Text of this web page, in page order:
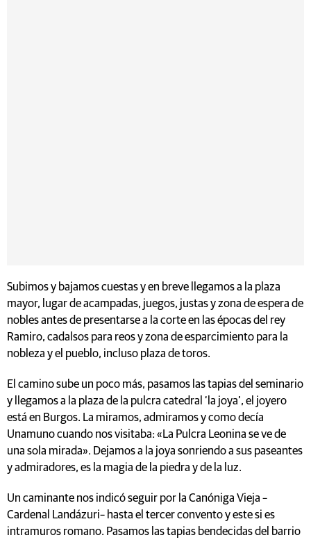
Subimos y bajamos cuestas y en breve llegamos a la plaza
mayor, lugar de acampadas, juegos, justas y zona de espera de
nobles antes de presentarse a la corte en las épocas del rey
Ramiro, cadalsos para reos y zona de esparcimiento para la
nobleza y el pueblo, incluso plaza de toros.
El camino sube un poco más, pasamos las tapias del seminario
y llegamos a la plaza de la pulcra catedral ‘la joya’, el joyero
está en Burgos. La miramos, admiramos y como decía
Unamuno cuando nos visitaba: «La Pulcra Leonina se ve de
una sola mirada». Dejamos a la joya sonriendo a sus paseantes
y admiradores, es la magia de la piedra y de la luz.
Un caminante nos indicó seguir por la Canóniga Vieja –
Cardenal Landázuri– hasta el tercer convento y este si es
intramuros romano. Pasamos las tapias bendecidas del barrio